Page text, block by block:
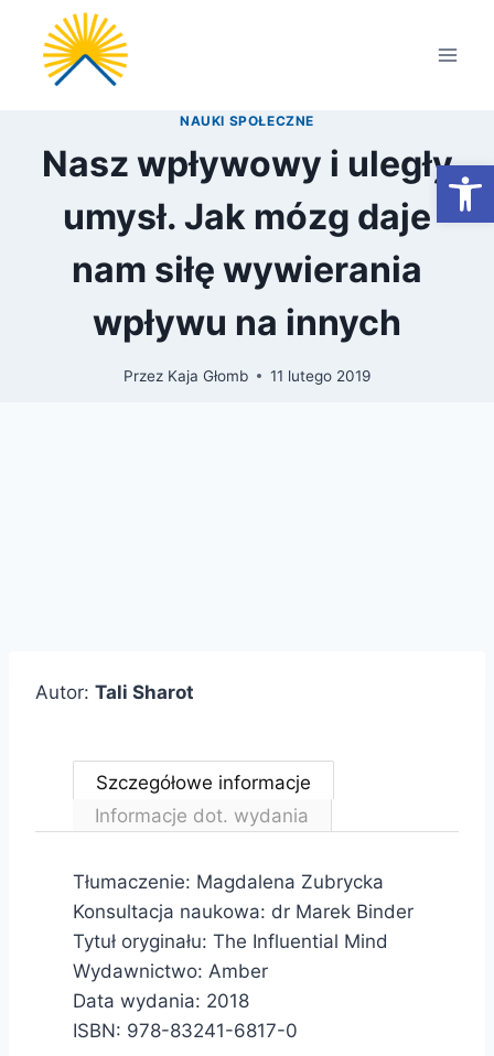
Przejdź
treści
NAUKI SPOŁECZNE
Nasz wpływowy i uległy
umysł. Jak mózg daje
nam siłę wywierania
wpływu na innych
Przez Kaja Głomb 11 lutego 2019
Autor: Tali Sharot
Szczegółowe informacje
Informacje dot. wydania
Tłumaczenie: Magdalena Zubrycka
Konsultacja naukowa: dr Marek Binder
Tytuł oryginału: The Influential Mind
Wydawnictwo: Amber
Data wydania: 2018
ISBN: 978-83241-6817-0